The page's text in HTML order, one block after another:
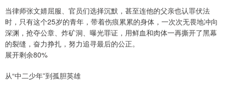
当律师张文婧屈服、官员们选择沉默，甚至连他的父亲也认罪伏法
时，只有这个25岁的青年，带着伤痕累累的身体，一次次无畏地冲向
深渊，抢夺公章、炸矿洞、曝光罪证，用鲜血和肉体一再撕开了黑幕
的裂缝，奋力挣扎，努力追寻最后的公正。
展开剩余80%
从“中二少年”到孤胆英雄